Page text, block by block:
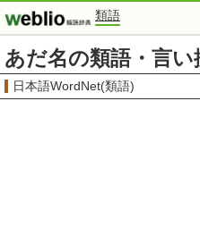
類語
あだ名の類語・言
日本語WordNet(類語)